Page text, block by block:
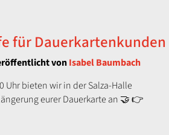
für Dauerkartenkunden
vonIsabel Baumbach
Uhr bieten wir in der Salza-Halle
eurer Dauerkarte an 🤝 👉